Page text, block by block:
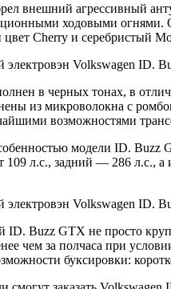
внешний агрессивный
ходовыми огнями.
Cherry и серебристый
в черных тонах, в
из микроволокна с
возможностями
модели ID.
109 л.с., задний — 286 л.с., а
Buzz GTX не просто
чем за полчаса при
буксировки: